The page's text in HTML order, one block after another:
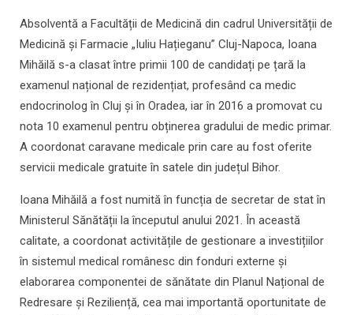
Absolventă a Facultății de Medicină din cadrul Universității de
Medicină și Farmacie „Iuliu Hațieganu” Cluj-Napoca, Ioana
Mihăilă s-a clasat între primii 100 de candidați pe țară la
examenul național de rezidențiat, profesând ca medic
endocrinolog în Cluj și în Oradea, iar în 2016 a promovat cu
nota 10 examenul pentru obținerea gradului de medic primar.
A coordonat caravane medicale prin care au fost oferite
servicii medicale gratuite în satele din județul Bihor.
Ioana Mihăilă a fost numită în funcția de secretar de stat în
Ministerul Sănătății la începutul anului 2021. În această
calitate, a coordonat activitățile de gestionare a investițiilor
în sistemul medical românesc din fonduri externe și
elaborarea componentei de sănătate din Planul Național de
Redresare și Reziliență, cea mai importantă oportunitate de